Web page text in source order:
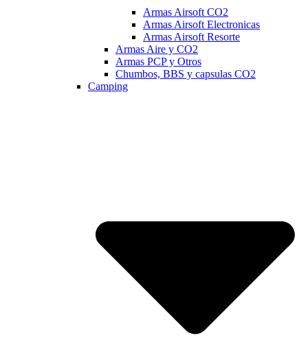
Armas Airsoft CO2
Armas Airsoft Electronicas
Armas Airsoft Resorte
Armas Aire y CO2
Armas PCP y Otros
Chumbos, BBS y capsulas CO2
Camping